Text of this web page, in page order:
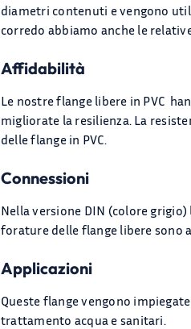
diametri contenuti e vengono
corredo abbiamo anche le
Affidabilità
Le nostre flange libere in PVC
migliorate la resilienza. La
delle flange in PVC.
Connessioni
Nella versione DIN (colore
forature delle flange libere sono
Applicazioni
Queste flange vengono
trattamento acqua e sanitari.